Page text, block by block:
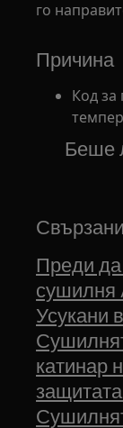
го
Причина
Код за
Беше
Преди
сушилня
Усукани
катинар